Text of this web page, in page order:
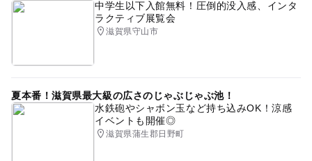
中学生以下入館無料！圧倒的没入感、インタ
ラクティブ展覧会
滋賀県守山市
夏本番！滋賀県最大級の広さのじゃぶじゃぶ池！
水鉄砲やシャボン玉など持ち込みOK！涼感
イベントも開催◎
滋賀県蒲生郡日野町